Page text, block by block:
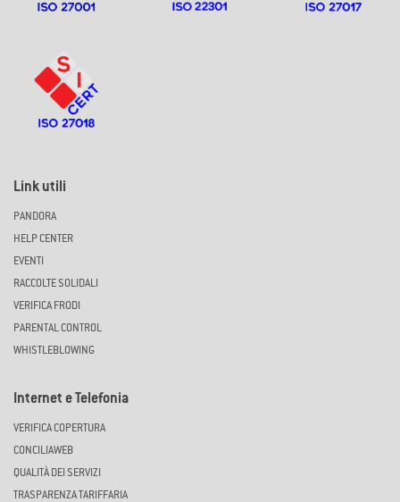
Link utili
PANDORA
HELP CENTER
EVENTI
RACCOLTE SOLIDALI
VERIFICA FRODI
PARENTAL CONTROL
WHISTLEBLOWING
Internet e Telefonia
VERIFICA COPERTURA
CONCILIAWEB
QUALITÀ DEI SERVIZI
TRASPARENZA TARIFFARIA